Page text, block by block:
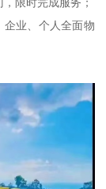
企业、个人全面物